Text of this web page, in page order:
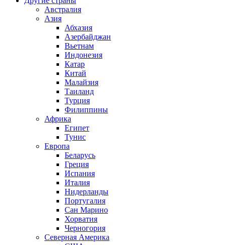
Австралия
Азия
Абхазия
Азербайджан
Вьетнам
Индонезия
Катар
Китай
Малайзия
Таиланд
Турция
Филиппины
Африка
Египет
Тунис
Европа
Беларусь
Греция
Испания
Италия
Нидерланды
Португалия
Сан Марино
Хорватия
Черногория
Северная Америка